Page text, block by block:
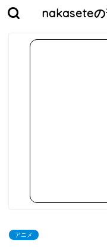
nakasete
アニメ